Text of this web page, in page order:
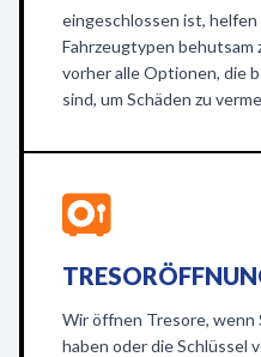
eingeschlossen ist,
Fahrzeugtypen behutsam
vorher alle Optionen, die
sind, um Schäden zu
Wir öffnen Tresore, wenn
haben oder die Schlüssel